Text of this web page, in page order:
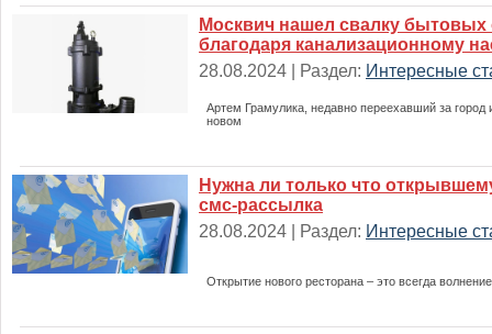
Москвич нашел свалку бытовых
благодаря канализационному
28.08.2024 | Раздел: Интересные
Артем Грамулика, недавно переехавший за город
новом
Нужна ли только что
смс-рассылка
28.08.2024 | Раздел: Интересные
Открытие нового ресторана – это всегда